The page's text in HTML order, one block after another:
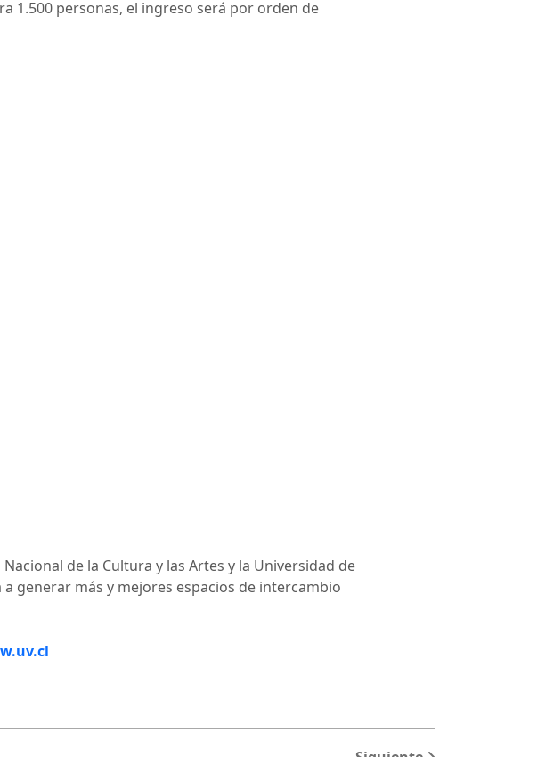
1.500 personas, el ingreso será por orden de
de la Cultura y las Artes y la Universidad de
generar más y mejores espacios de intercambio